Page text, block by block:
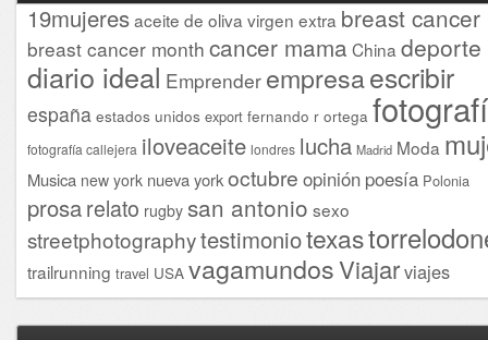
19mujeresaceite de oliva virgen extra breast cancer
breast cancer month cancer mama China deporte
diario ideal Emprender empresaescribir
españa estados unidos export fernando r ortega
fotografía callejera iloveaceite londres lucha Madrid Moda
Musica new york nueva yorkoctubre opinión poesía Polonia
prosarelato rugby san antonio sexo
streetphotographytestimoniotexas
trailrunning travel USA vagamundosViajarviajes